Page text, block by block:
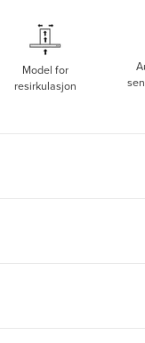
Model for
resirkulasjon